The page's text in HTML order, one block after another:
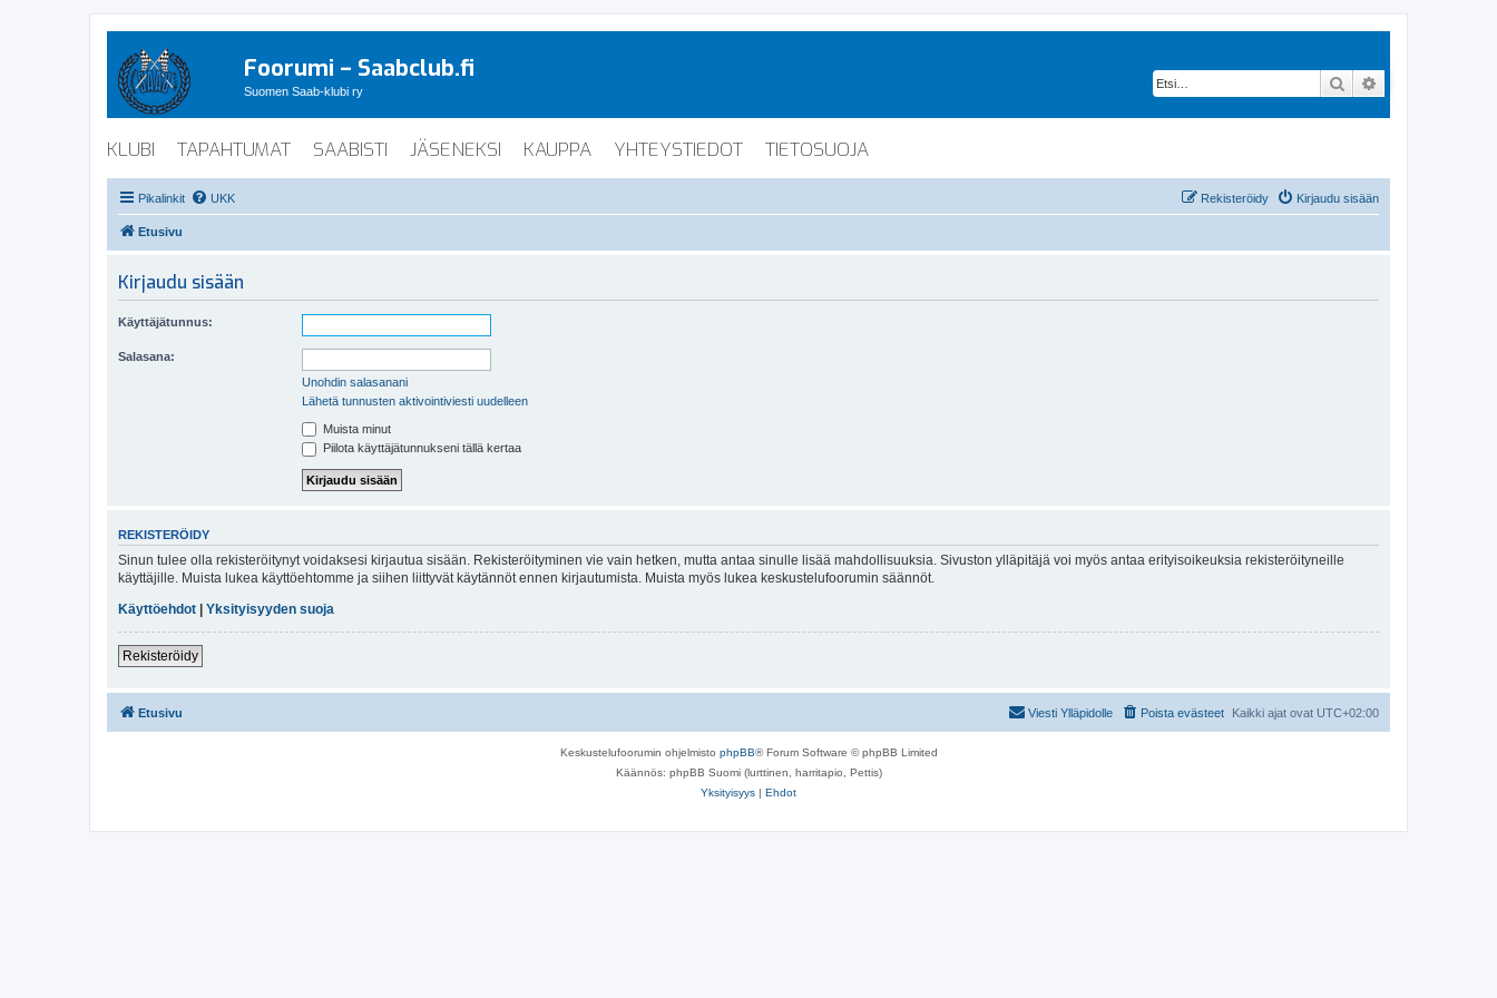
Foorumi – Saabclub.fi
Suomen Saab-klubi ry Etsi
KLUBI TAPAHTUMAT SAABISTI JÄSENEKSI KAUPPA YHTEYSTIEDOT TIETOSUOJA
Pikalinkit UKK Kirjaudu sisään
Rekisteröidy
Etusivu
Kirjaudu sisään
Käyttäjätunnus:
Salasana:
Unohdin salasanani
Lähetä tunnusten aktivointiviesti uudelleen
Muista minut
Piilota käyttäjätunnukseni tällä kertaa
REKISTERÖIDY
Sinun tulee olla rekisteröitynyt voidaksesi kirjautua sisään. Rekisteröityminen vie vain hetken, mutta antaa sinulle lisää mahdollisuuksia. Sivuston ylläpitäjä voi myös antaa erityisoikeuksia rekisteröityneille
käyttäjille. Muista lukea käyttöehtomme ja siihen liittyvät käytännöt ennen kirjautumista. Muista myös lukea keskustelufoorumin säännöt.
Käyttöehdot
Yksityisyyden suoja
Rekisteröidy
Etusivu Kaikki ajat ovat UTC+02:00
Poista evästeet
Viesti Ylläpidolle
Keskustelufoorumin ohjelmisto phpBB® Forum Software © phpBB Limited
Käännös: phpBB Suomi (lurttinen, harritapio, Pettis)
Yksityisyys | Ehdot